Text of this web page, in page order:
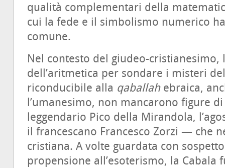
qualità complementari della
cui la fede e il simbolismo numerico
comune.
Nel contesto del giudeo-cristianesimo,
dell’aritmetica per sondare i misteri
riconducibile alla qaballahebraica,
l’umanesimo, non mancarono figure
leggendario Pico della Mirandola,
il francescano Francesco Zorzi — che
cristiana. A volte guardata con
propensione all’esoterismo, la